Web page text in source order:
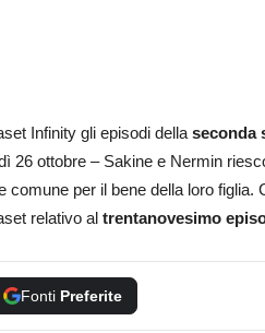
Infinity gli episodi della seconda
26 ottobre – Sakine e Nermin
comune per il bene della loro figlia.
relativo al trentanovesimo
Fonti Preferite